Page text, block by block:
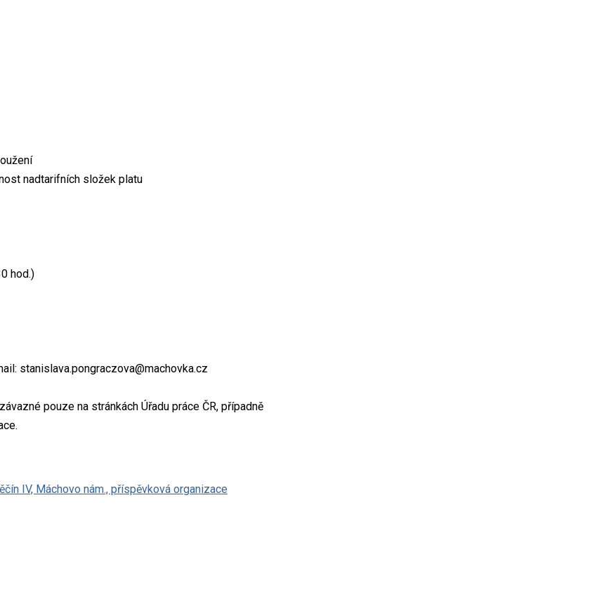
nadtarifních složek platu
hod.)
stanislava.pongraczova@machovka.cz
pouze na stránkách Úřadu práce ČR, případně
IV, Máchovo nám., příspěvková organizace